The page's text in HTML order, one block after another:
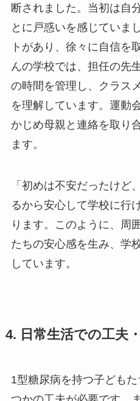
断されました。当初は自
とに戸惑いを感じていま
トがあり、徐々に自信を
んの学校では、担任の先
の時間を管理し、クラス
を理解しています。運動
かじめ母親と連絡を取り
ます。
「初めは不安だったけど
るから安心して学校に行
ります。このように、周
たちの安心感を生み、学
しています。
4. 日常生活での工夫
1型糖尿病を持つ子ども